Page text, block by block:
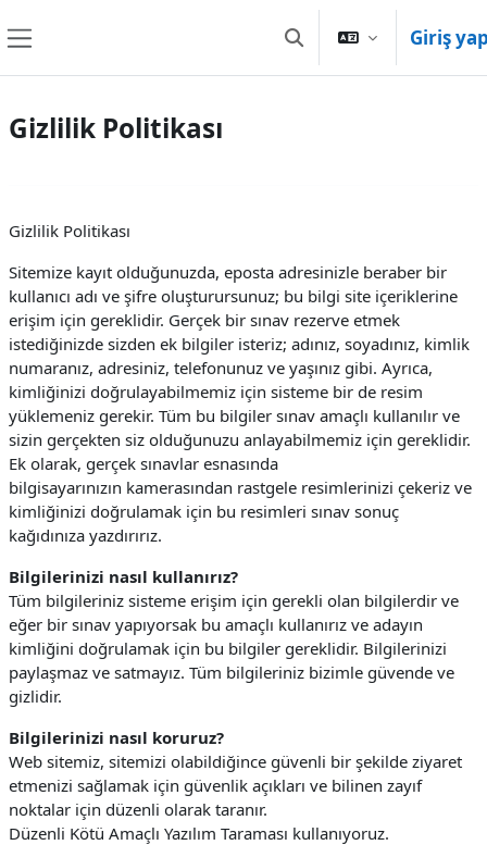
Arama girişini değiştir
Giriş
Gizlilik Politikası
Gizlilik Politikası
Sitemize kayıt olduğunuzda, eposta adresinizle beraber bir
kullanıcı adı ve şifre oluşturursunuz; bu bilgi site içeriklerine
erişim için gereklidir. Gerçek bir sınav rezerve etmek
istediğinizde sizden ek bilgiler isteriz; adınız, soyadınız, kimlik
numaranız, adresiniz, telefonunuz ve yaşınız gibi. Ayrıca,
kimliğinizi doğrulayabilmemiz için sisteme bir de resim
yüklemeniz gerekir. Tüm bu bilgiler sınav amaçlı kullanılır ve
sizin gerçekten siz olduğunuzu anlayabilmemiz için gereklidir.
Ek olarak, gerçek sınavlar esnasında
bilgisayarınızın kamerasından rastgele resimlerinizi çekeriz ve
kimliğinizi doğrulamak için bu resimleri sınav sonuç
kağıdınıza yazdırırız.
Bilgilerinizi nasıl kullanırız?
Tüm bilgileriniz sisteme erişim için gerekli olan bilgilerdir ve
eğer bir sınav yapıyorsak bu amaçlı kullanırız ve adayın
kimliğini doğrulamak için bu bilgiler gereklidir. Bilgilerinizi
paylaşmaz ve satmayız. Tüm bilgileriniz bizimle güvende ve
gizlidir.
Bilgilerinizi nasıl koruruz?
Web sitemiz, sitemizi olabildiğince güvenli bir şekilde ziyaret
etmenizi sağlamak için güvenlik açıkları ve bilinen zayıf
noktalar için düzenli olarak taranır.
Düzenli Kötü Amaçlı Yazılım Taraması kullanıyoruz.